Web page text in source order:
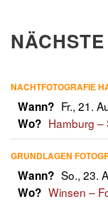
NACHTFOTOGRAFIE
Wann? Fr., 21.
Wo? Hamburg –
GRUNDLAGEN
Wann? So., 23.
Wo? Winsen –